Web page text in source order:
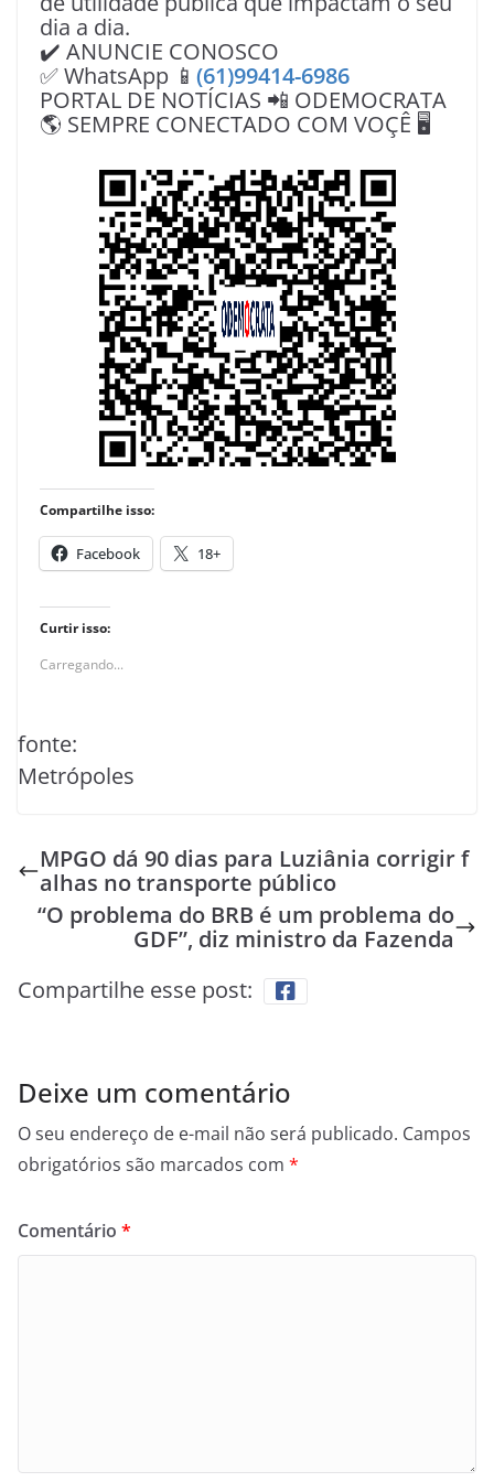
dia a dia.
✔️ ANUNCIE CONOSCO
✅ WhatsApp 📱 (61)99414-6986
PORTAL DE NOTÍCIAS 📲 ODEMOCRATA
🌎 SEMPRE CONECTADO COM VOÇÊ 🖥️
Compartilhe isso:
Facebook 18+
Curtir isso:
Carregando...
fonte:
Metrópoles
MPGO dá 90 dias para Luziânia corrigir f
alhas no transporte público
“O problema do BRB é um problema do
GDF”, diz ministro da Fazenda
Compartilhe esse post:
Deixe um comentário
O seu endereço de e-mail não será publicado. Campos
obrigatórios são marcados com *
Comentário *